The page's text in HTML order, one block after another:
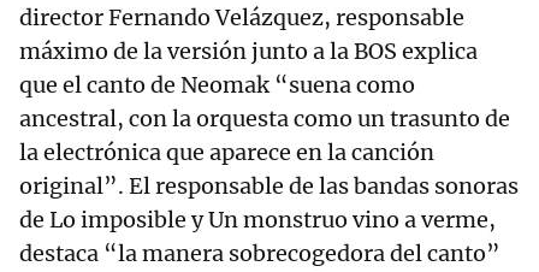
director Fernando Velázquez, responsable
máximo de la versión junto a la BOS explica
que el canto de Neomak “suena como
ancestral, con la orquesta como un trasunto de
la electrónica que aparece en la canción
original”. El responsable de las bandas sonoras
de Lo imposible y Un monstruo vino a verme,
destaca “la manera sobrecogedora del canto”